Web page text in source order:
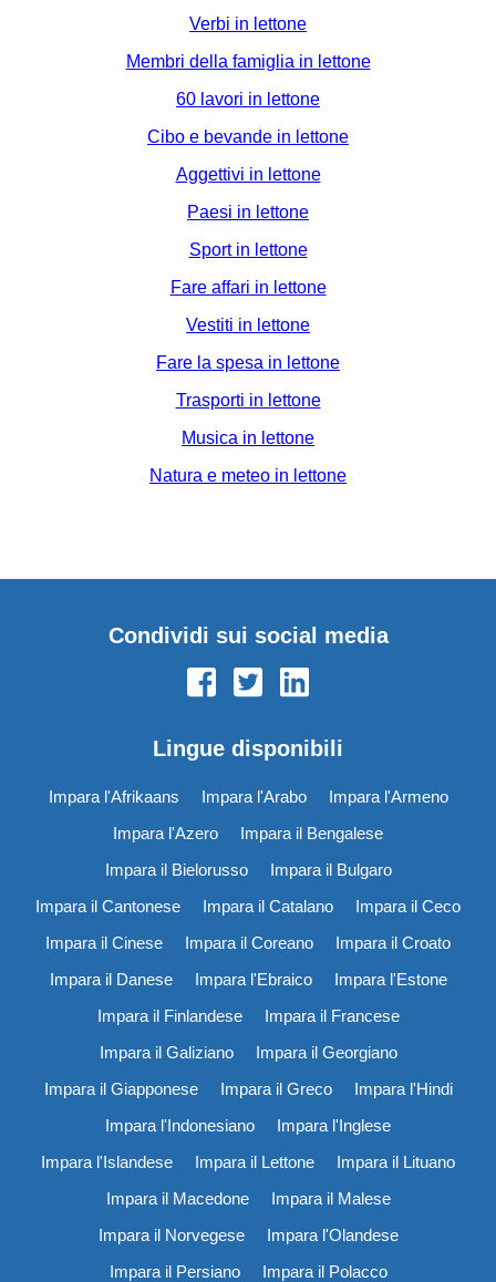
Verbi in lettone
Membri della famiglia in lettone
60 lavori in lettone
Cibo e bevande in lettone
Aggettivi in lettone
Paesi in lettone
Sport in lettone
Fare affari in lettone
Vestiti in lettone
Fare la spesa in lettone
Trasporti in lettone
Musica in lettone
Natura e meteo in lettone
Condividi sui social media
Lingue disponibili
Impara l'Afrikaans Impara l'Arabo
Impara l'Armeno
Impara l'Azero
Impara il Bengalese
Impara il Bielorusso
Impara il Bulgaro
Impara il Cantonese
Impara il Catalano
Impara il Ceco
Impara il Cinese
Impara il Coreano
Impara il Croato
Impara il Danese
Impara l'Ebraico
Impara l'Estone
Impara il Finlandese
Impara il Francese
Impara il Galiziano
Impara il Georgiano
Impara il Giapponese
Impara il Greco
Impara l'Hindi
Impara l'Indonesiano
Impara l'Inglese
Impara l'Islandese
Impara il Lettone
Impara il Lituano
Impara il Macedone
Impara il Malese
Impara il Norvegese
Impara l'Olandese
Impara il Persiano
Impara il Polacco